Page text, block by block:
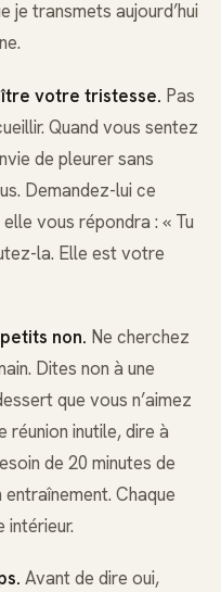
je transmets aujourd’hui
votre tristesse. Pas
Quand vous sentez
de pleurer sans
Demandez-lui ce
vous répondra : « Tu
la. Elle est votre
non. Ne cherchez
Dites non à une
que vous n’aimez
réunion inutile, dire à
de 20 minutes de
Chaque
Avant de dire oui,